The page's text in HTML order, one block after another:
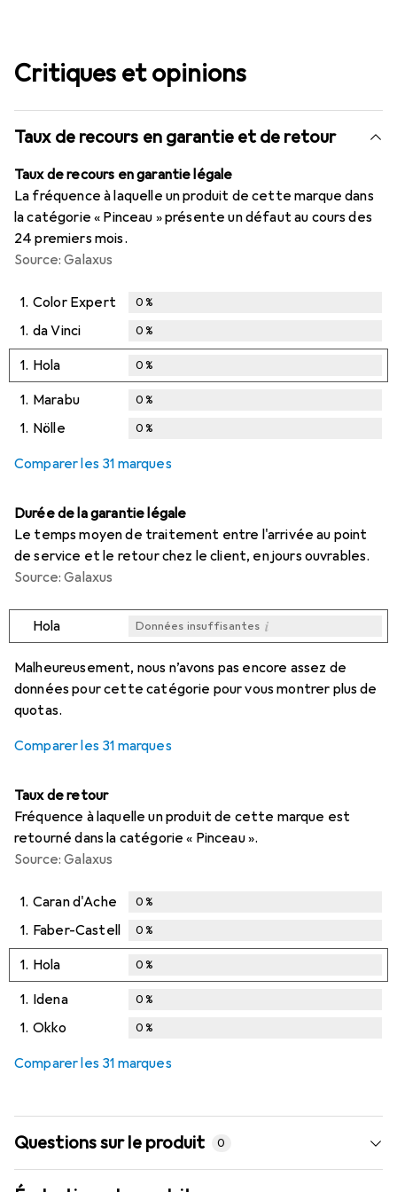
Critiques et opinions
Taux de recours en garantie et de retour
Taux de recours en garantie légale
La fréquence à laquelle un produit de cette marque dans
la catégorie « Pinceau » présente un défaut au cours des
24 premiers mois.
Source: Galaxus
1. Color Expert 0%
1. da Vinci 0%
1. Hola 0%
1. Marabu 0%
1. Nölle 0%
Comparer les 31 marques
Durée de la garantie légale
Le temps moyen de traitement entre l'arrivée au point
de service et le retour chez le client, en jours ouvrables.
Source: Galaxus
Hola Données insuffisantes i
Malheureusement, nous n’avons pas encore assez de
données pour cette catégorie pour vous montrer plus de
quotas.
Comparer les 31 marques
Taux de retour
Fréquence à laquelle un produit de cette marque est
retourné dans la catégorie « Pinceau ».
Source: Galaxus
1. Caran d'Ache 0%
1. Faber-Castell 0%
1. Hola 0%
1. Idena 0%
1. Okko 0%
Comparer les 31 marques
Questions sur le produit 0